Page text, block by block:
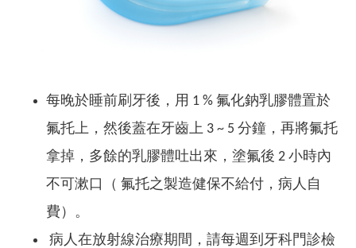
每晚於睡前刷牙後，用 1 % 氟化鈉乳膠體置於
氟托上，然後蓋在牙齒上 3 ~ 5 分鐘，再將氟托
拿掉，多餘的乳膠體吐出來，塗氟後 2 小時內
不可漱口（ 氟托之製造健保不給付，病人自
費）。
病人在放射線治療期間，請每週到牙科門診檢